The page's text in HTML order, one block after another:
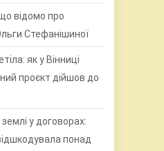
відомо про
Стефанішиної
як у Вінниці
проєкт дійшов до
у договорах:
понад